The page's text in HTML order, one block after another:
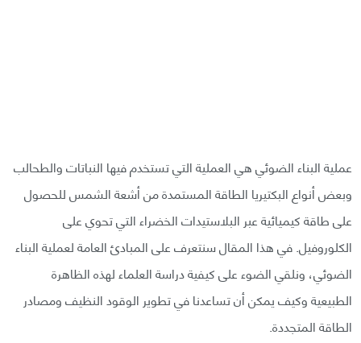
عملية البناء الضوئي هي العملية التي تستخدم فيها النباتات والطحالب
وبعض أنواع البكتيريا الطاقة المستمدة من أشعة الشمس للحصول
على طاقة كيميائية عبر البلاستيدات الخضراء التي تحوي على
الكلوروفيل. في هذا المقال سنتعرف على المبادئ العامة لعملية البناء
الضوئي، ونلقي الضوء على كيفية دراسة العلماء لهذه الظاهرة
الطبيعية وكيف يمكن أن تساعدنا في تطوير الوقود النظيف ومصادر
الطاقة المتجددة.